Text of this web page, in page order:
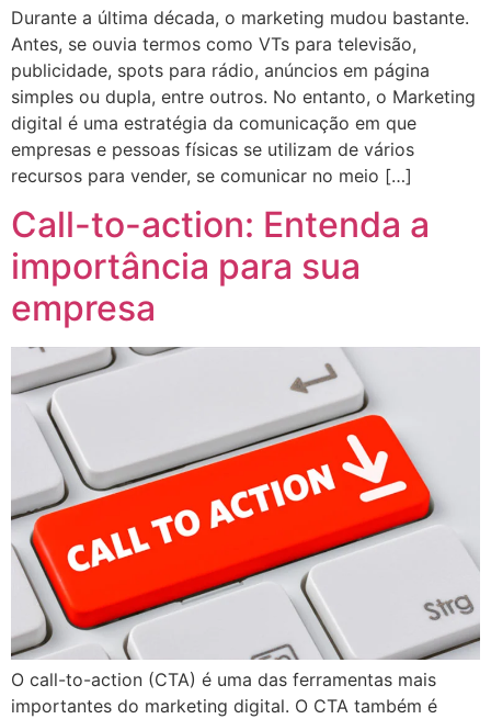
Durante a última década, o marketing mudou bastante.
Antes, se ouvia termos como VTs para televisão,
publicidade, spots para rádio, anúncios em página
simples ou dupla, entre outros. No entanto, o Marketing
digital é uma estratégia da comunicação em que
empresas e pessoas físicas se utilizam de vários
recursos para vender, se comunicar no meio […]
Call-to-action: Entenda a
importância para sua
empresa
O call-to-action (CTA) é uma das ferramentas mais
importantes do marketing digital. O CTA também é